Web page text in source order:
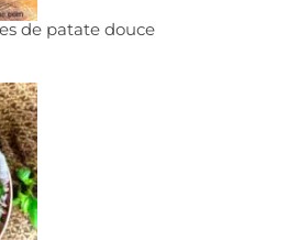
de patate douce